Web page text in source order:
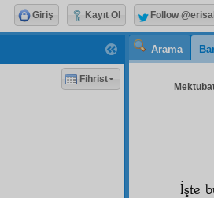
Arama
İşte
Fihrist
Giriş Kayıt Ol Follow